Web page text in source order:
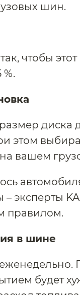
шин.
чтобы этот
диска
этом
вашем
эксперты
правилом.
в шине
будет